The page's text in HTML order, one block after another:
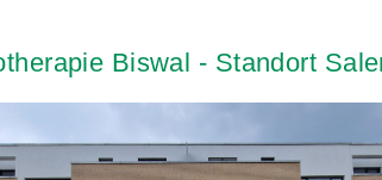
Biswal - Standort